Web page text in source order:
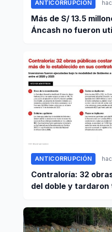
ANTICORRUPCIÓN
Más de S/ 13.5
Áncash no fueron
ANTICORRUPCIÓN
Contraloría: 32
del doble y tardaron